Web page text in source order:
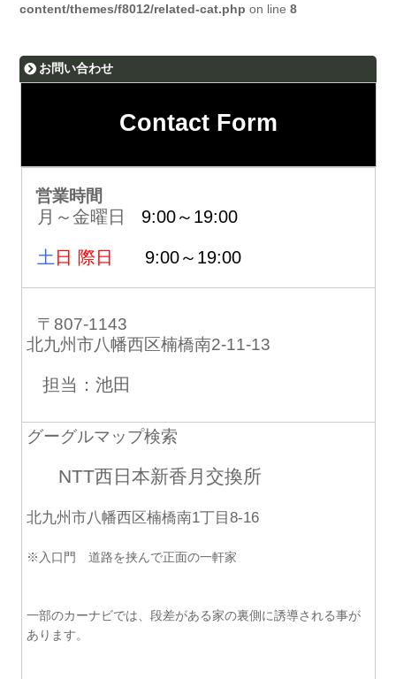
content/themes/f8012/related-cat.php on line8
お問い合わせ
Contact Form
営業時間
月～金曜日 9:00～19:00
土 日 際日 9:00～19:00
〒807-1143
北九州市八幡西区楠橋南2-11-13
担当：池田
グーグルマップ検索
NTT西日本新香月交換所
北九州市八幡西区楠橋南1丁目8-16
※入口門 道路を挟んで正面の一軒家
一部のカーナビでは、段差がある家の裏側に誘導される事が
あります。